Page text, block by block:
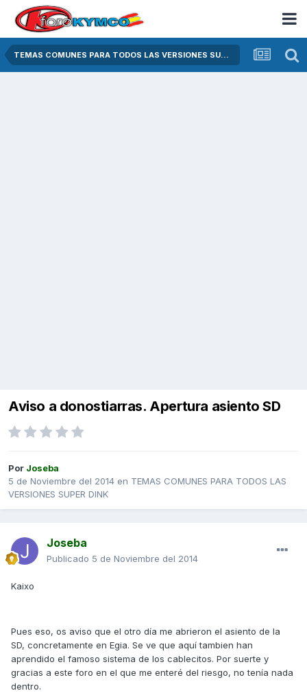
TEMAS COMUNES PARA TODOS LAS VERSIONES SUPER DINK
Aviso a donostiarras. Apertura asiento SD
Por Joseba
5 de Noviembre del 2014 en TEMAS COMUNES PARA TODOS LAS
VERSIONES SUPER DINK
Joseba
Publicado 5 de Noviembre del 2014
Kaixo
Pues eso, os aviso que el otro día me abrieron el asiento de la
SD, concretamente en Egia. Se ve que aquí tambien han
aprendido el famoso sistema de los cablecitos. Por suerte y
gracias a este foro en el que me enteré del riesgo, no tenía nada
dentro.